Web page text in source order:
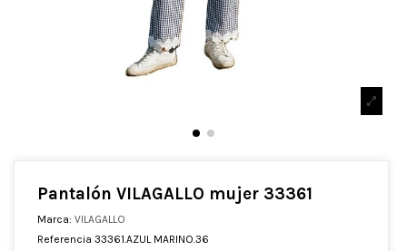
Pantalón VILAGALLO mujer 33361
Marca: VILAGALLO
Referencia 33361.AZUL MARINO.36